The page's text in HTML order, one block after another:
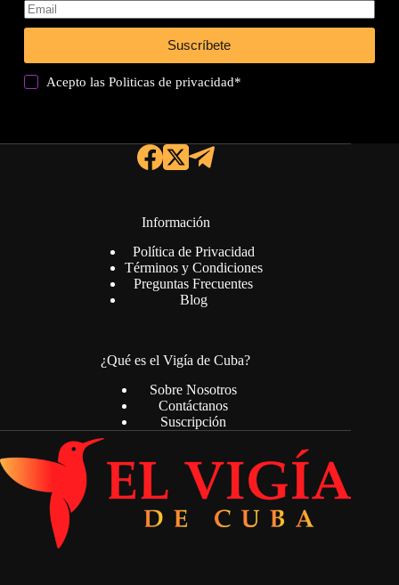
Suscríbete
Acepto lasPoliticas de privacidad*
Información
Política de Privacidad
Términos y Condiciones
Preguntas Frecuentes
Blog
¿Qué es el Vigía de Cuba?
Sobre Nosotros
Contáctanos
Suscripción